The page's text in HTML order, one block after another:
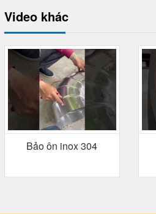
Video khác
Bảo ôn inox 304